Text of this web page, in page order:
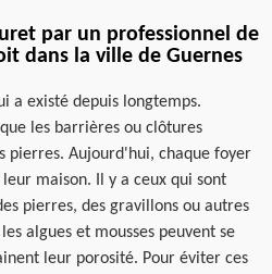
par un professionnel de
dans la ville de Guernes
a existé depuis longtemps.
les barrières ou clôtures
pierres. Aujourd'hui, chaque foyer
maison. Il y a ceux qui sont
pierres, des gravillons ou autres
algues et mousses peuvent se
leur porosité. Pour éviter ces